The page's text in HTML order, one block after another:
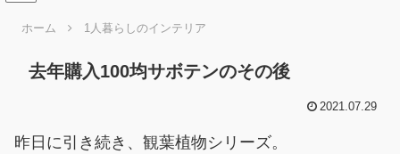
ホーム 1人暮らしのインテリア
去年購入100均サボテンのその後
2021.07.29
昨日に引き続き、観葉植物シリーズ。